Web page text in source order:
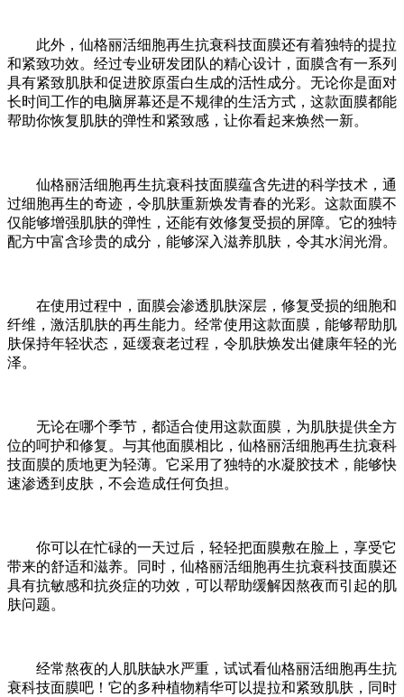
此外，仙格丽活细胞再生抗衰科技面膜还有着独特的提拉
和紧致功效。经过专业研发团队的精心设计，面膜含有一系列
具有紧致肌肤和促进胶原蛋白生成的活性成分。无论你是面对
长时间工作的电脑屏幕还是不规律的生活方式，这款面膜都能
帮助你恢复肌肤的弹性和紧致感，让你看起来焕然一新。
仙格丽活细胞再生抗衰科技面膜蕴含先进的科学技术，通
过细胞再生的奇迹，令肌肤重新焕发青春的光彩。这款面膜不
仅能够增强肌肤的弹性，还能有效修复受损的屏障。它的独特
配方中富含珍贵的成分，能够深入滋养肌肤，令其水润光滑。
在使用过程中，面膜会渗透肌肤深层，修复受损的细胞和
纤维，激活肌肤的再生能力。经常使用这款面膜，能够帮助肌
肤保持年轻状态，延缓衰老过程，令肌肤焕发出健康年轻的光
泽。
无论在哪个季节，都适合使用这款面膜，为肌肤提供全方
位的呵护和修复。与其他面膜相比，仙格丽活细胞再生抗衰科
技面膜的质地更为轻薄。它采用了独特的水凝胶技术，能够快
速渗透到皮肤，不会造成任何负担。
你可以在忙碌的一天过后，轻轻把面膜敷在脸上，享受它
带来的舒适和滋养。同时，仙格丽活细胞再生抗衰科技面膜还
具有抗敏感和抗炎症的功效，可以帮助缓解因熬夜而引起的肌
肤问题。
经常熬夜的人肌肤缺水严重，试试看仙格丽活细胞再生抗
衰科技面膜吧！它的多种植物精华可以提拉和紧致肌肤，同时